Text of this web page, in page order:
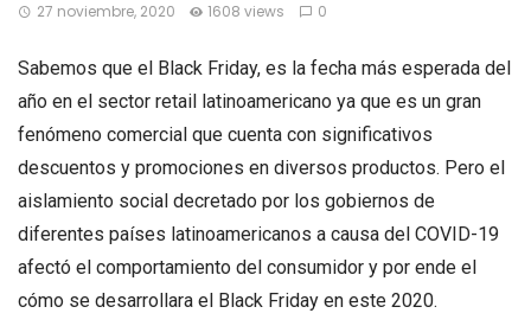
27 noviembre, 2020 1608 views 0
Sabemos que el Black Friday, es la fecha más esperada del
año en el sector retail latinoamericano ya que es un gran
fenómeno comercial que cuenta con significativos
descuentos y promociones en diversos productos. Pero el
aislamiento social decretado por los gobiernos de
diferentes países latinoamericanos a causa del COVID-19
afectó el comportamiento del consumidor y por ende el
cómo se desarrollara el Black Friday en este 2020.